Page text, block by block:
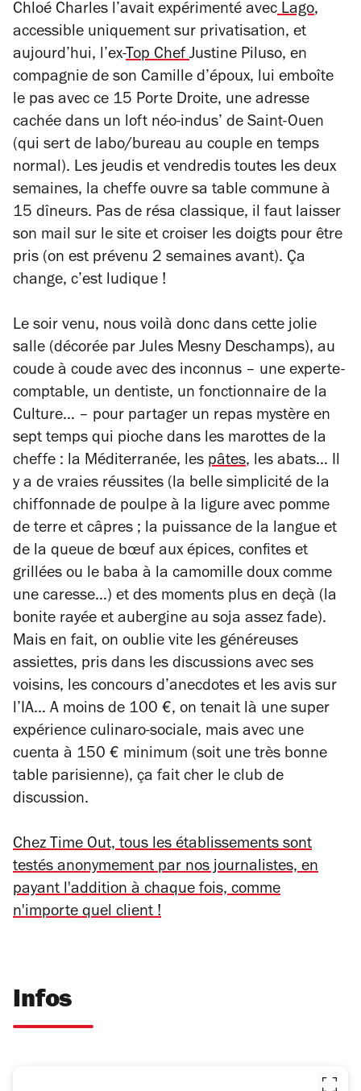
Chloé Charles l’avait expérimenté avec Lago,
accessible uniquement sur privatisation, et
aujourd’hui, l’ex-Top ChefJustine Piluso, en
compagnie de son Camille d’époux, lui emboîte
le pas avec ce 15 Porte Droite, une adresse
cachée dans un loft néo-indus’ de Saint-Ouen
(qui sert de labo/bureau au couple en temps
normal). Les jeudis et vendredis toutes les deux
semaines, la cheffe ouvre sa table commune à
15 dîneurs. Pas de résa classique, il faut laisser
son mail sur le site et croiser les doigts pour être
pris (on est prévenu 2 semaines avant). Ça
change, c’est ludique !
Le soir venu, nous voilà donc dans cette jolie
salle (décorée par Jules Mesny Deschamps), au
coude à coude avec des inconnus – une experte-
comptable, un dentiste, un fonctionnaire de la
Culture… – pour partager un repas mystère en
sept temps qui pioche dans les marottes de la
cheffe : la Méditerranée, les pâtes, les abats… Il
y a de vraies réussites (la belle simplicité de la
chiffonnade de poulpe à la ligure avec pomme
de terre et câpres ; la puissance de la langue et
de la queue de bœuf aux épices, confites et
grillées ou le baba à la camomille doux comme
une caresse…) et des moments plus en deçà (la
bonite rayée et aubergine au soja assez fade).
Mais en fait, on oublie vite les généreuses
assiettes, pris dans les discussions avec ses
voisins, les concours d’anecdotes et les avis sur
l’IA… A moins de 100 €, on tenait là une super
expérience culinaro-sociale, mais avec une
cuenta à 150 € minimum (soit une très bonne
table parisienne), ça fait cher le club de
discussion.
Chez Time Out, tous les établissements sont
testés anonymement par nos journalistes, en
payant l'addition à chaque fois, comme
n'importe quel client !
Infos